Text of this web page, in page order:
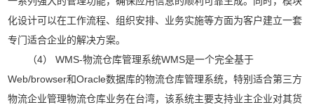
化设计可以在工作流程、组织安排、业务实施等方面为客户建立一套
专门适合企业的解决方案。
（4） WMS-物流仓库管理系统WMS是一个完全基于
Web/browser和Oracle数据库的物流仓库管理系统，特别适合第三方
物流企业管理物流仓库业务在台湾，该系统主要支持业主企业对其货